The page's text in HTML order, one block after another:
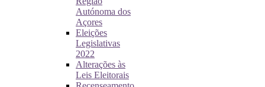
Autónoma dos
Açores
Eleições
Legislativas
2022
Alterações às
Leis Eleitorais